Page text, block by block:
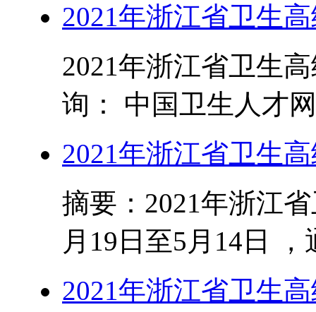
2021年浙江省卫生
2021年浙江省卫生
询： 中国卫生人才
2021年浙江省卫生
摘要：2021年浙江
月19日至5月14日
2021年浙江省卫生